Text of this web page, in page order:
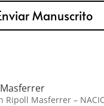
Manuscrito
Ripoll Masferrer –